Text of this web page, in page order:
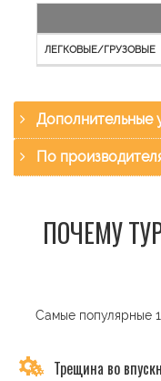
Дополнительные
По
ПОЧЕМУ
Самые популярные
Трещина во